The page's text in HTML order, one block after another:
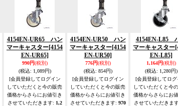
4154EN-UR65 ハン
マーキャスター[4154
EN-UR65]
990円(税別)
(税込: 1,089円)
[会員登録してログイン
していただくと今の販売
価格からさらにお値引き
させていただきます: 1,2
4154EN-UR50 ハン
マーキャスター[4154
EN-UR50]
776円(税別)
(税込: 854円)
[会員登録してログイン
していただくと今の販売
価格からさらにお値引き
させていただきます: 970
4154EN-L85
マーキャスター
EN-L85]
1,164円(税別)
(税込: 1,280円)
[会員登録してログ
していただくと今
価格からさらにお
させていただきま